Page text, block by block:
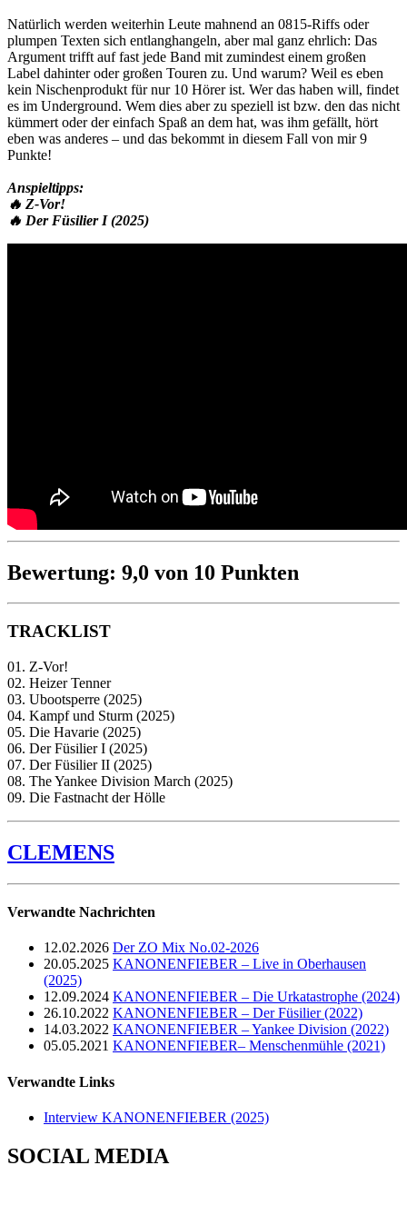
Natürlich werden weiterhin Leute mahnend an 0815-Riffs oder
plumpen Texten sich entlanghangeln, aber mal ganz ehrlich: Das
Argument trifft auf fast jede Band mit zumindest einem großen
Label dahinter oder großen Touren zu. Und warum? Weil es eben
kein Nischenprodukt für nur 10 Hörer ist. Wer das haben will, findet
es im Underground. Wem dies aber zu speziell ist bzw. den das nicht
kümmert oder der einfach Spaß an dem hat, was ihm gefällt, hört
eben was anderes – und das bekommt in diesem Fall von mir 9
Punkte!
Anspieltipps:
🔥 Z-Vor!
🔥 Der Füsilier I (2025)
Bewertung: 9,0 von 10 Punkten
TRACKLIST
01. Z-Vor!
02. Heizer Tenner
03. Ubootsperre (2025)
04. Kampf und Sturm (2025)
05. Die Havarie (2025)
06. Der Füsilier I (2025)
07. Der Füsilier II (2025)
08. The Yankee Division March (2025)
09. Die Fastnacht der Hölle
CLEMENS
Verwandte Nachrichten
12.02.2026 Der ZO Mix No.02-2026
20.05.2025 KANONENFIEBER – Live in Oberhausen
(2025)
12.09.2024 KANONENFIEBER – Die Urkatastrophe (2024)
26.10.2022 KANONENFIEBER – Der Füsilier (2022)
14.03.2022 KANONENFIEBER – Yankee Division (2022)
05.05.2021 KANONENFIEBER– Menschenmühle (2021)
Verwandte Links
Interview KANONENFIEBER (2025)
SOCIAL MEDIA